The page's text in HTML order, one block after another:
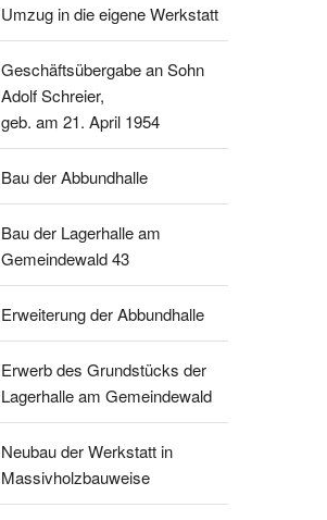
Umzug in die eigene Werkstatt
Geschäftsübergabe an Sohn
Adolf Schreier,
geb. am 21. April 1954
Bau der Abbundhalle
Bau der Lagerhalle am
Gemeindewald 43
Erweiterung der Abbundhalle
Erwerb des Grundstücks der
Lagerhalle am Gemeindewald
Neubau der Werkstatt in
Massivholzbauweise